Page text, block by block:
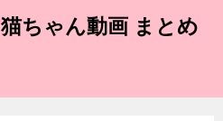
猫ちゃん動画 まとめ